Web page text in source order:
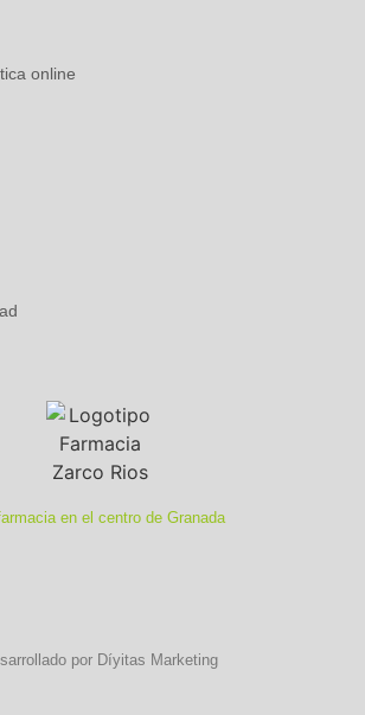
online
en el centro de Granada
por Díyitas Marketing